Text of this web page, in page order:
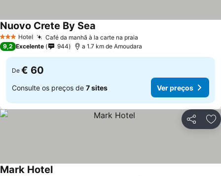
3 EstrelasHotel Café da manhã à la carte na praia
Nuovo Crete By Sea
9,2 Excelente 944 a 1.7 km de Amoudara
De € 60
Consulte os preços de 7 sites Ver preços
Partilhar
Mark Hotel